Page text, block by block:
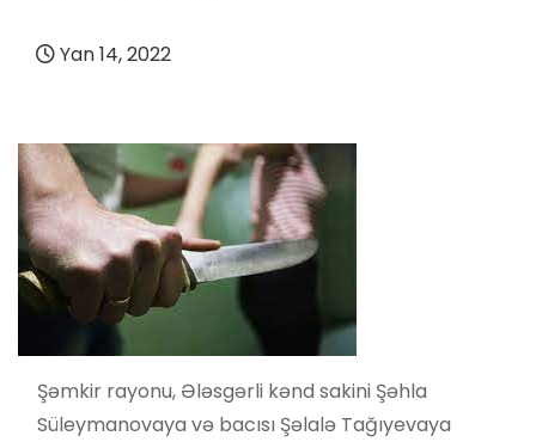
Yan 14, 2022
Şəmkir rayonu, Ələsgərli kənd sakini Şəhla
Süleymanovaya və bacısı Şəlalə Tağıyevaya